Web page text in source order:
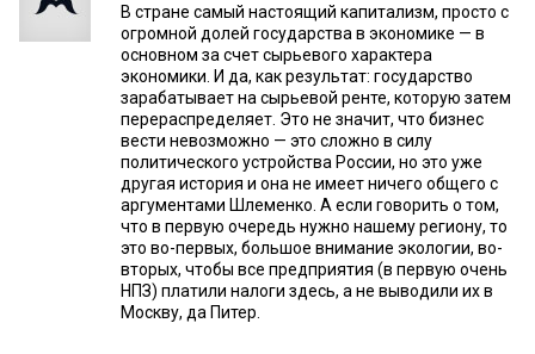
В стране самый настоящий капитализм, просто с
огромной долей государства в экономике — в
основном за счет сырьевого характера
экономики. И да, как результат: государство
зарабатывает на сырьевой ренте, которую затем
перераспределяет. Это не значит, что бизнес
вести невозможно — это сложно в силу
политического устройства России, но это уже
другая история и она не имеет ничего общего с
аргументами Шлеменко. А если говорить о том,
что в первую очередь нужно нашему региону, то
это во-первых, большое внимание экологии, во-
вторых, чтобы все предприятия (в первую очень
НПЗ) платили налоги здесь, а не выводили их в
Москву, да Питер.